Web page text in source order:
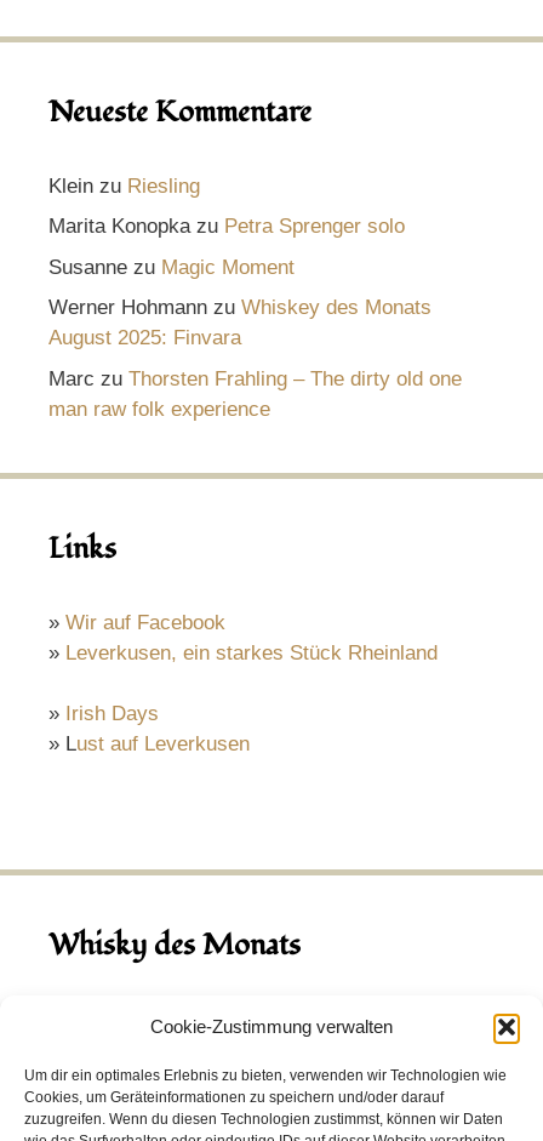
Cookie-Zustimmung verwalten
Um dir ein optimales Erlebnis zu bieten, verwenden wir Technologien wie
Cookies, um Geräteinformationen zu speichern und/oder darauf
zuzugreifen. Wenn du diesen Technologien zustimmst, können wir Daten
Neueste Kommentare
Klein zu Riesling
Marita Konopkazu Petra Sprenger solo
Susanne zu Magic Moment
Werner Hohmann zu Whiskey des Monats
August 2025: Finvara
Marc zu Thorsten Frahling – The dirty old one
man raw folk experience
Links
» Wir auf Facebook
» Leverkusen, ein starkes Stück Rheinland
» Irish Days
» Lust auf Leverkusen
Whisky des Monats
August 2026
Hinch Double Wood
Destillerie:Hinch(Irland)
Single Malt, 43.0%